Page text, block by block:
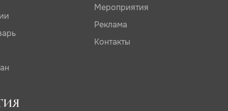
Мероприятия
Реклама
Контакты